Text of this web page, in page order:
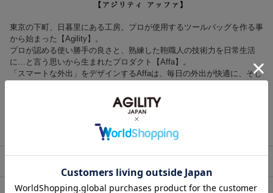
東京の下町、日暮里にある工房。プロが使用するツールバッグを作る事
から始まった【Agility】。
プロが認める使い勝手の良さと、熟練した鞄職人の技術力を日常生活
に…と言う思いから生まれたプロダクト【Affa】。
「スマートな外出」をデザインするAffaは、毎日の外出が快適に、そし